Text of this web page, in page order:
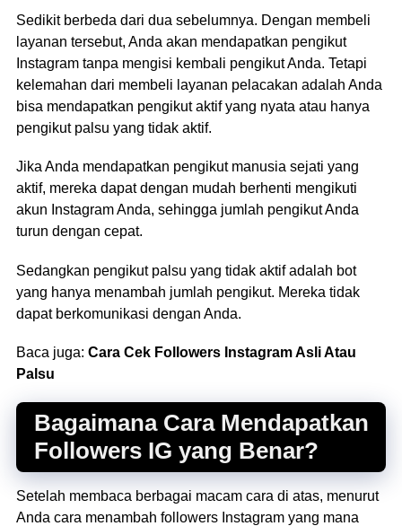
Sedikit berbeda dari dua sebelumnya. Dengan membeli
layanan tersebut, Anda akan mendapatkan pengikut
Instagram tanpa mengisi kembali pengikut Anda. Tetapi
kelemahan dari membeli layanan pelacakan adalah Anda
bisa mendapatkan pengikut aktif yang nyata atau hanya
pengikut palsu yang tidak aktif.
Jika Anda mendapatkan pengikut manusia sejati yang
aktif, mereka dapat dengan mudah berhenti mengikuti
akun Instagram Anda, sehingga jumlah pengikut Anda
turun dengan cepat.
Sedangkan pengikut palsu yang tidak aktif adalah bot
yang hanya menambah jumlah pengikut. Mereka tidak
dapat berkomunikasi dengan Anda.
Baca juga: Cara Cek Followers Instagram Asli Atau
Palsu
Bagaimana Cara Mendapatkan
Followers IG yang Benar?
Setelah membaca berbagai macam cara di atas, menurut
Anda cara menambah followers Instagram yang mana